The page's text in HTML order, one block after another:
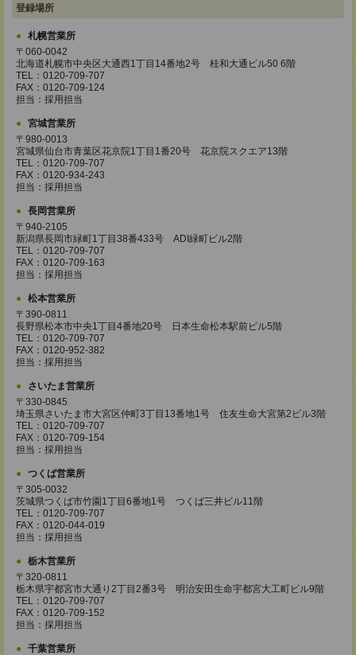
登録場所
札幌営業所
〒060-0042
北海道札幌市中央区大通西1丁目14番地2号 桂和大通ビル50 6階
TEL：0120-709-707
FAX：0120-709-124
担当：採用担当
宮城営業所
〒980-0013
宮城県仙台市青葉区花京院1丁目1番20号 花京院スクエア13階
TEL：0120-709-707
FAX：0120-934-243
担当：採用担当
長岡営業所
〒940-2105
新潟県長岡市緑町1丁目38番433号 ADI緑町ビル2階
TEL：0120-709-707
FAX：0120-709-163
担当：採用担当
松本営業所
〒390-0811
長野県松本市中央1丁目4番地20号 日本生命松本駅前ビル5階
TEL：0120-709-707
FAX：0120-952-382
担当：採用担当
さいたま営業所
〒330-0845
埼玉県さいたま市大宮区仲町3丁目13番地1号 住友生命大宮第2ビル3階
TEL：0120-709-707
FAX：0120-709-154
担当：採用担当
つくば営業所
〒305-0032
茨城県つくば市竹園1丁目6番地1号 つくば三井ビル11階
TEL：0120-709-707
FAX：0120-044-019
担当：採用担当
栃木営業所
〒320-0811
栃木県宇都宮市大通り2丁目2番3号 明治安田生命宇都宮大工町ビル9階
TEL：0120-709-707
FAX：0120-709-152
担当：採用担当
千葉営業所